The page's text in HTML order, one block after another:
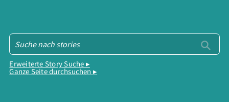
Erweiterte Story Suche ▸
Ganze Seite durchsuchen ▸